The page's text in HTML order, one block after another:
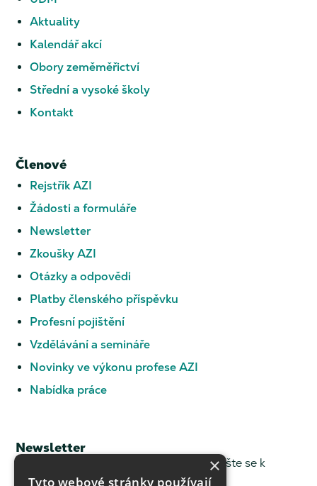
Aktuality
Kalendář akcí
Obory zeměměřictví
Střední a vysoké školy
Kontakt
Členové
Rejstřík AZI
Žádosti a formuláře
Newsletter
Zkoušky AZI
Otázky a odpovědi
Platby členského příspěvku
Profesní pojištění
Vzdělávání a semináře
Novinky ve výkonu profese AZI
Nabídka práce
Newsletter
Chcete dostávat novinky z ČKZ? Přihlašte se k
odběru.
×
Tyto webové stránky používají